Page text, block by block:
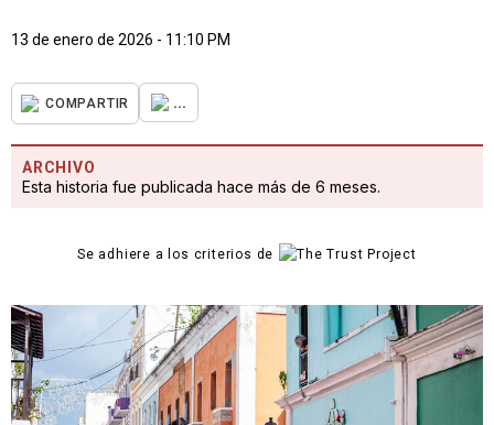
13 de enero de 2026 - 11:10 PM
COMPARTIR ...
ARCHIVO
Esta historia fue publicada hace más de 6 meses.
Se adhiere a los criterios de